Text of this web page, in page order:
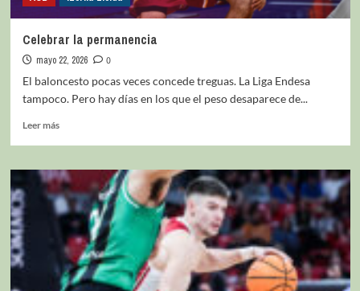
Celebrar la permanencia
mayo 22, 2026
0
El baloncesto pocas veces concede treguas. La Liga Endesa
tampoco. Pero hay días en los que el peso desaparece de...
Leer más